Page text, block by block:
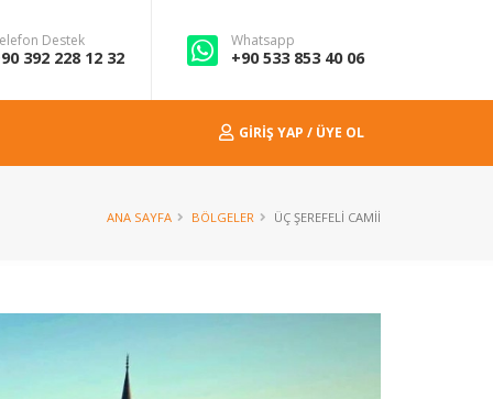
Destek
392 228 12 32
Whatsapp
+90 533 853 40 06
GIRIŞ YAP / ÜYE OL
ANA SAYFA BÖLGELER ÜÇ ŞEREFELI CAMII